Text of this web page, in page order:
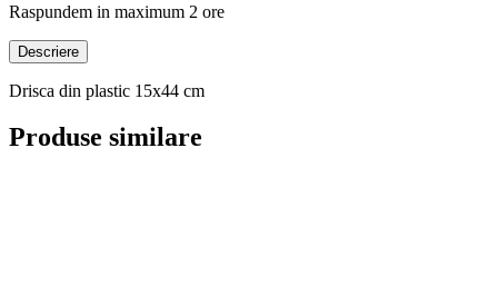
Raspundem in maximum 2 ore
Descriere
Drisca din plastic 15x44 cm
Produse similare